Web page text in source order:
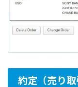
約定（売り